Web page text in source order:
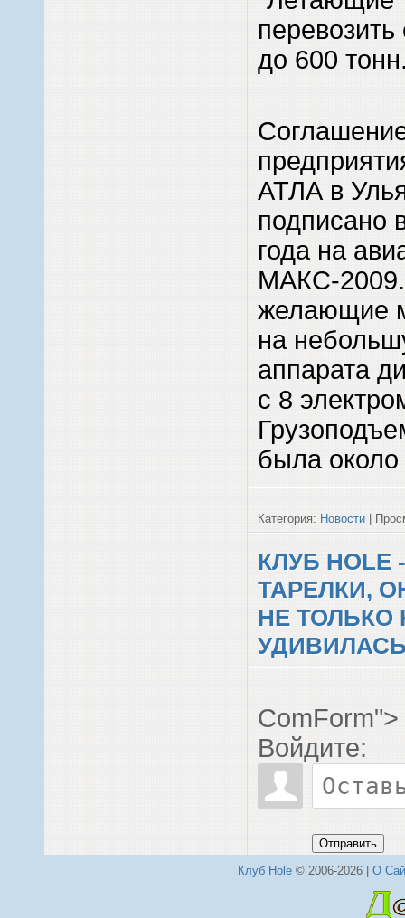
до 600
АТЛА в
подписано
года на
МАКС-
желающие
на
аппарата
с 8
была
Категория: Новости |
КЛУБ
ТАРЕЛКИ,
НЕ ТОЛЬКО
ComForm">
Войдите:
Отправить
Клуб Hole© 2006-2026 | О